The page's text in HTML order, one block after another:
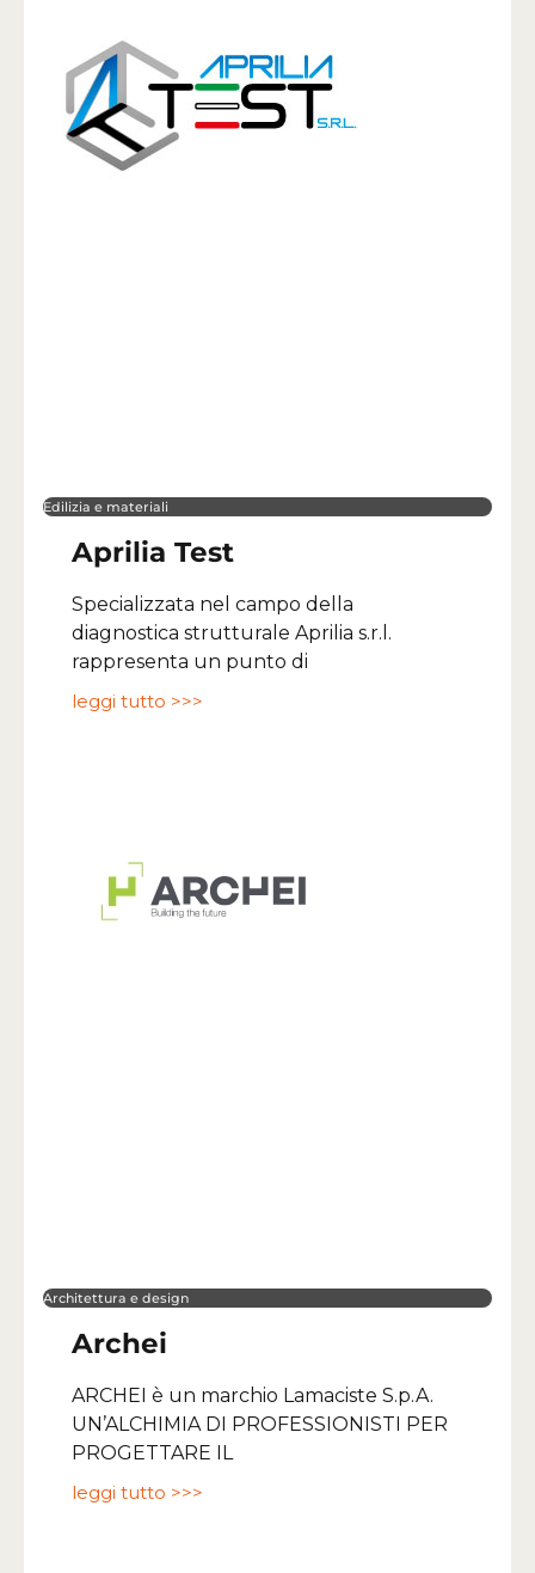
Edilizia e materiali
Aprilia Test
Specializzata nel campo della
diagnostica strutturale Aprilia s.r.l.
rappresenta un punto di
leggi tutto >>>
Architettura e design
Archei
ARCHEI è un marchio Lamaciste S.p.A.
UN’ALCHIMIA DI PROFESSIONISTI PER
PROGETTARE IL
leggi tutto >>>